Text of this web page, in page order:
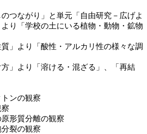
のつながり」と単元「自由研究－広げよ
り「学校の土にいる植物・動物・鉱物
質」より「酸性・アルカリ性の様々な調
方」より「溶ける・混ざる」、「再結
トンの観察
察
原形質分離の観察
分裂の観察